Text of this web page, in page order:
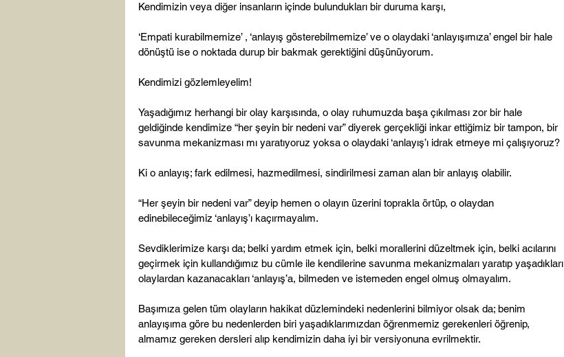
Kendimizin veya diğer insanların içinde bulundukları bir duruma karşı,
‘Empati kurabilmemize’ , ‘anlayış gösterebilmemize’ ve o olaydaki ‘anlayışımıza’ engel bir hale
dönüştü ise o noktada durup bir bakmak gerektiğini düşünüyorum.
Kendimizi gözlemleyelim!
Yaşadığımız herhangi bir olay karşısında, o olay ruhumuzda başa çıkılması zor bir hale
geldiğinde kendimize “her şeyin bir nedeni var” diyerek gerçekliği inkar ettiğimiz bir tampon, bir
savunma mekanizması mı yaratıyoruz yoksa o olaydaki ‘anlayış’ı idrak etmeye mi çalışıyoruz?
Ki o anlayış; fark edilmesi, hazmedilmesi, sindirilmesi zaman alan bir anlayış olabilir.
“Her şeyin bir nedeni var” deyip hemen o olayın üzerini toprakla örtüp, o olaydan
edinebileceğimiz ‘anlayış’ı kaçırmayalım.
Sevdiklerimize karşı da; belki yardım etmek için, belki morallerini düzeltmek için, belki acılarını
geçirmek için kullandığımız bu cümle ile kendilerine savunma mekanizmaları yaratıp yaşadıkları
olaylardan kazanacakları ‘anlayış’a, bilmeden ve istemeden engel olmuş olmayalım.
Başımıza gelen tüm olayların hakikat düzlemindeki nedenlerini bilmiyor olsak da; benim
anlayışıma göre bu nedenlerden biri yaşadıklarımızdan öğrenmemiz gerekenleri öğrenip,
almamız gereken dersleri alıp kendimizin daha iyi bir versiyonuna evrilmektir.